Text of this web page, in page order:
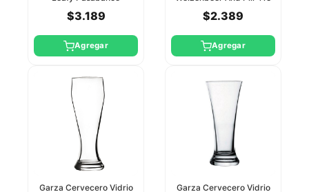
$3.189
Agregar
$2.389
Agregar
Garza Cervecero Vidrio
Garza Cervecero Vidrio